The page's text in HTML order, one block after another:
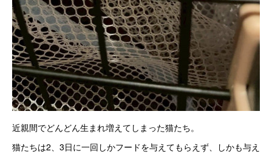
近親間でどんどん生まれ増えてしまった猫たち。
猫たちは2、3日に一回しかフードを与えてもらえず、しかも与え